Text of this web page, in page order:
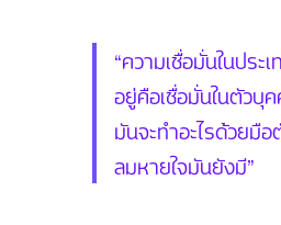
“ความเชื่อมั่นในประ
อยู่คือเชื่อมั่นในตัวบุ
มันจะทำอะไรด้วยมือ
ลมหายใจมันยังมี”